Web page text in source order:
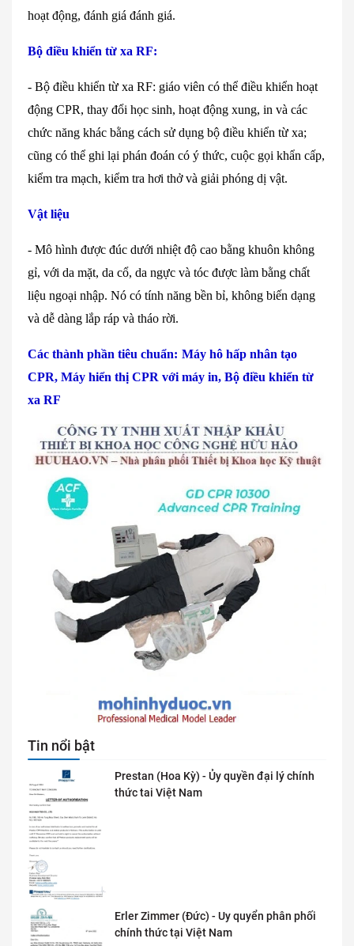
hoạt động, đánh giá đánh giá.
Bộ điều khiển từ xa RF:
- Bộ điều khiển từ xa RF: giáo viên có thể điều khiển hoạt
động CPR, thay đổi học sinh, hoạt động xung, in và các
chức năng khác bằng cách sử dụng bộ điều khiển từ xa;
cũng có thể ghi lại phán đoán có ý thức, cuộc gọi khẩn cấp,
kiểm tra mạch, kiểm tra hơi thở và giải phóng dị vật.
Vật liệu
- Mô hình được đúc dưới nhiệt độ cao bằng khuôn không
gỉ, với da mặt, da cổ, da ngực và tóc được làm bằng chất
liệu ngoại nhập. Nó có tính năng bền bỉ, không biến dạng
và dễ dàng lắp ráp và tháo rời.
Các thành phần tiêu chuẩn: Máy hô hấp nhân tạo
CPR, Máy hiển thị CPR với máy in, Bộ điều khiển từ
xa RF
Tin nổi bật
Prestan (Hoa Kỳ) - Ủy quyền đại lý chính
thức tai Việt Nam
Erler Zimmer (Đức) - Uy quyển phân phối
chính thức tại Việt Nam